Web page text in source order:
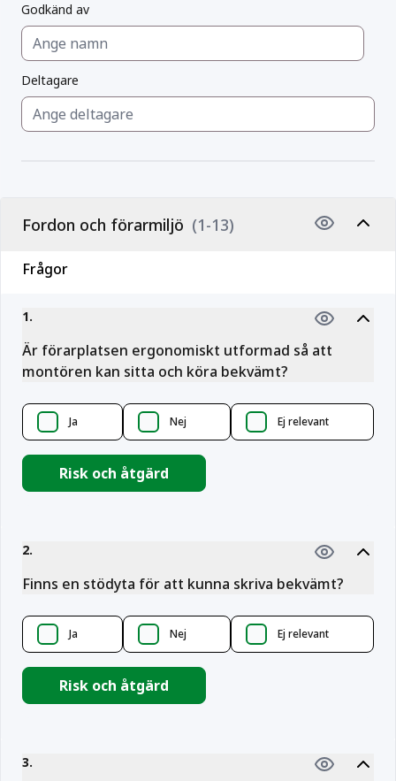
Godkänd av
Deltagare
Fordon och förarmiljö (1-13)
Frågor
1.
Är förarplatsen ergonomiskt utformad så att
montören kan sitta och köra bekvämt?
Ja Nej Ej relevant
Risk och åtgärd
2.
Finns en stödyta för att kunna skriva bekvämt?
Ja Nej Ej relevant
Risk och åtgärd
3.